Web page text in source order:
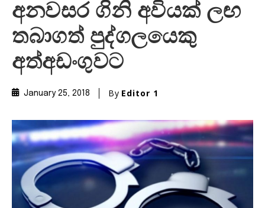
අනවසර ගිනි අවියක් ලඟ
තබාගත් පුද්ගලයෙකු
අත්අඩංගුවට
January 25, 2018 By Editor 1